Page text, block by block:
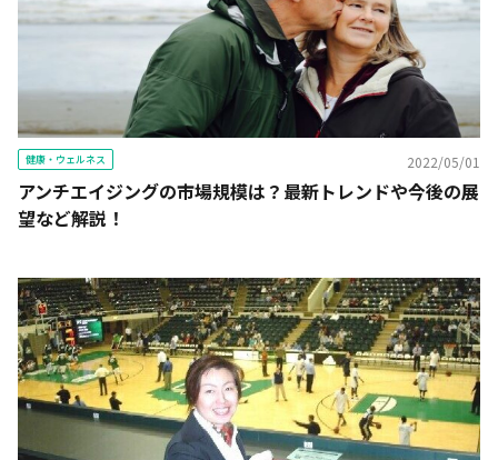
健康・ウェルネス 2022/05/01
アンチエイジングの市場規模は？最新トレンドや今後の展
望など解説！